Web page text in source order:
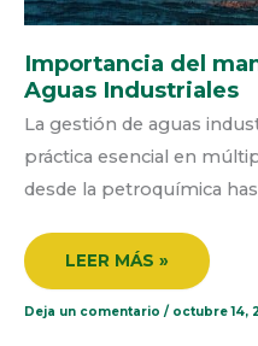
Importancia del
Aguas Industriales
La gestión de aguas
práctica esencial en
desde la petroquímica
LEER MÁS »
Deja un comentario / octubre 14,